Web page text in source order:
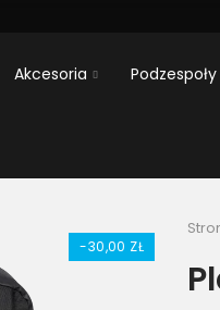
Akcesoria Podzespoły
-30,00 ZŁ